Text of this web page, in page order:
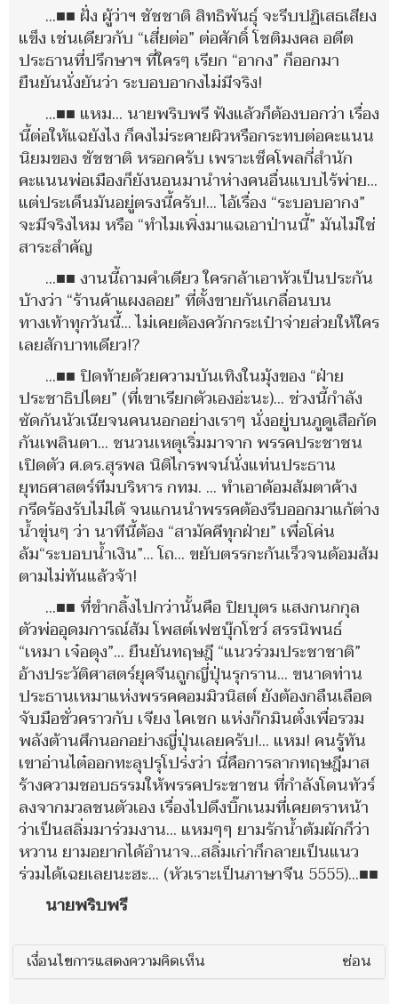
...■■ ฝั่ง ผู้ว่าฯ ชัชชาติ สิทธิพันธุ์ จะรีบปฏิเสธเสียง
แข็ง เช่นเดียวกับ “เสี่ยต่อ” ต่อศักดิ์ โชติมงคล อดีต
ประธานที่ปรึกษาฯ ที่ใครๆ เรียก “อากง” ก็ออกมา
ยืนยันนั่งยันว่า ระบอบอากงไม่มีจริง!
...■■ แหม... นายพริบพรี ฟังแล้วก็ต้องบอกว่า เรื่อง
นี้ต่อให้แฉยังไง ก็คงไม่ระคายผิวหรือกระทบต่อคะแนน
นิยมของ ชัชชาติ หรอกครับ เพราะเช็คโพลกี่สำนัก
คะแนนพ่อเมืองก็ยังนอนมานำห่างคนอื่นแบบไร้พ่าย...
แต่ประเด็นมันอยู่ตรงนี้ครับ!... ไอ้เรื่อง “ระบอบอากง”
จะมีจริงไหม หรือ “ทำไมเพิ่งมาแฉเอาป่านนี้” มันไม่ใช่
สาระสำคัญ
...■■ งานนี้ถามคำเดียว ใครกล้าเอาหัวเป็นประกัน
บ้างว่า “ร้านค้าแผงลอย” ที่ตั้งขายกันเกลื่อนบน
ทางเท้าทุกวันนี้... ไม่เคยต้องควักกระเป๋าจ่ายส่วยให้ใคร
เลยสักบาทเดียว!?
...■■ ปิดท้ายด้วยความบันเทิงในมุ้งของ “ฝ่าย
ประชาธิปไตย” (ที่เขาเรียกตัวเองอ่ะนะ)... ช่วงนี้กำลัง
ซัดกันนัวเนียจนคนนอกอย่างเราๆ นั่งอยู่บนภูดูเสือกัด
กันเพลินตา... ชนวนเหตุเริ่มมาจาก พรรคประชาชน
เปิดตัว ศ.ดร.สุรพล นิติไกรพจน์นั่งแท่นประธาน
ยุทธศาสตร์ทีมบริหาร กทม. ... ทำเอาด้อมส้มตาค้าง
กรีดร้องรับไม่ได้ จนแกนนำพรรคต้องรีบออกมาแก้ต่าง
น้ำขุ่นๆ ว่า นาทีนี้ต้อง “สามัคคีทุกฝ่าย” เพื่อโค่น
ล้ม“ระบอบน้ำเงิน”... โถ... ขยับตรรกะกันเร็วจนด้อมส้ม
ตามไม่ทันแล้วจ้า!
...■■ ที่ขำกลิ้งไปกว่านั้นคือ ปิยบุตร แสงกนกกุล
ตัวพ่ออุดมการณ์ส้ม โพสต์เฟซบุ๊กโชว์ สรรนิพนธ์
“เหมา เจ๋อตุง”... ยืนยันทฤษฎี “แนวร่วมประชาชาติ”
อ้างประวัติศาสตร์ยุคจีนถูกญี่ปุ่นรุกราน... ขนาดท่าน
ประธานเหมาแห่งพรรคคอมมิวนิสต์ ยังต้องกลืนเลือด
จับมือชั่วคราวกับ เจียง ไคเชก แห่งก๊กมินตั๋งเพื่อรวม
พลังต้านศึกนอกอย่างญี่ปุ่นเลยครับ!... แหม! คนรู้ทัน
เขาอ่านไต๋ออกทะลุปรุโปร่งว่า นี่คือการลากทฤษฎีมาส
ร้างความชอบธรรมให้พรรคประชาชน ที่กำลังโดนทัวร์
ลงจากมวลชนตัวเอง เรื่องไปดึงบิ๊กเนมที่เคยตราหน้า
ว่าเป็นสลิ่มมาร่วมงาน... แหมๆๆ ยามรักน้ำต้มผักก็ว่า
หวาน ยามอยากได้อำนาจ...สลิ่มเก่าก็กลายเป็นแนว
ร่วมได้เฉยเลยนะฮะ... (หัวเราะเป็นภาษาจีน 5555)...■■
นายพริบพรี
เงื่อนไขการแสดงความคิดเห็น ซ่อน